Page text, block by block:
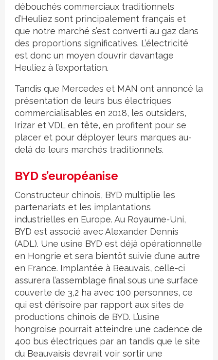
débouchés commerciaux traditionnels
d’Heuliez sont principalement français et
que notre marché s’est converti au gaz dans
des proportions significatives. L’électricité
est donc un moyen d’ouvrir davantage
Heuliez à l’exportation.
Tandis que Mercedes et MAN ont annoncé la
présentation de leurs bus électriques
commercialisables en 2018, les outsiders,
Irizar et VDL en tête, en profitent pour se
placer et pour déployer leurs marques au-
delà de leurs marchés traditionnels.
BYD s’européanise
Constructeur chinois, BYD multiplie les
partenariats et les implantations
industrielles en Europe. Au Royaume-Uni,
BYD est associé avec Alexander Dennis
(ADL). Une usine BYD est déjà opérationnelle
en Hongrie et sera bientôt suivie d’une autre
en France. Implantée à Beauvais, celle-ci
assurera l’assemblage final sous une surface
couverte de 3,2 ha avec 100 personnes, ce
qui est dérisoire par rapport aux sites de
productions chinois de BYD. L’usine
hongroise pourrait atteindre une cadence de
400 bus électriques par an tandis que le site
du Beauvaisis devrait voir sortir une